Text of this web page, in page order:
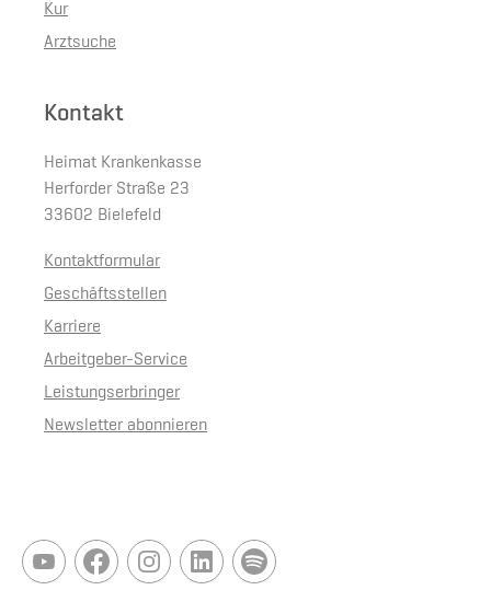
Kur
Arztsuche
Kontakt
Heimat Krankenkasse
Herforder Straße 23
33602 Bielefeld
Kontaktformular
Geschäftsstellen
Karriere
Arbeitgeber-Service
Leistungserbringer
Newsletter abonnieren